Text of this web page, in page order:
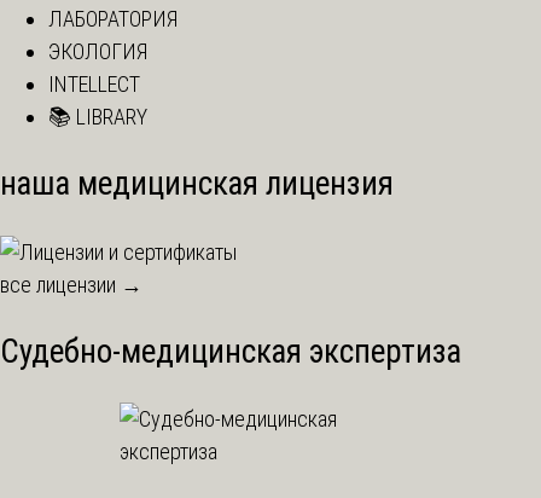
ЛАБОРАТОРИЯ
ЭКОЛОГИЯ
INTELLECT
📚 LIBRARY
наша медицинская лицензия
все лицензии →
Судебно-медицинская экспертиза